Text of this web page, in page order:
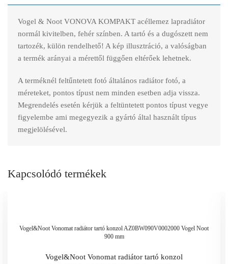
Vogel & Noot VONOVA KOMPAKT acéllemez lapradiátor
normál kivitelben, fehér színben. A tartó és a dugószett nem
tartozék, külön rendelhető! A kép illusztráció, a valóságban
a termék arányai a mérettől függően eltérőek lehetnek.
A terméknél feltűntetett fotó általános radiátor fotó, a
méreteket, pontos típust nem minden esetben adja vissza.
Megrendelés esetén kérjük a feltüntetett pontos típust vegye
figyelembe ami megegyezik a gyártó által használt típus
megjelölésével.
Kapcsolódó termékek
Vogel&Noot Vonomat radiátor tartó konzol AZ0BW090V0002000 Vogel Noot
900 mm
Vogel&Noot Vonomat radiátor tartó konzol